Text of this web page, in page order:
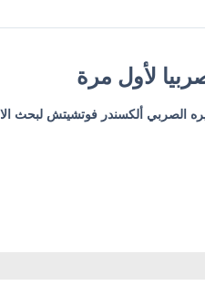
لأول مرة
الصربي ألكسندر فوتشيتش لبحث